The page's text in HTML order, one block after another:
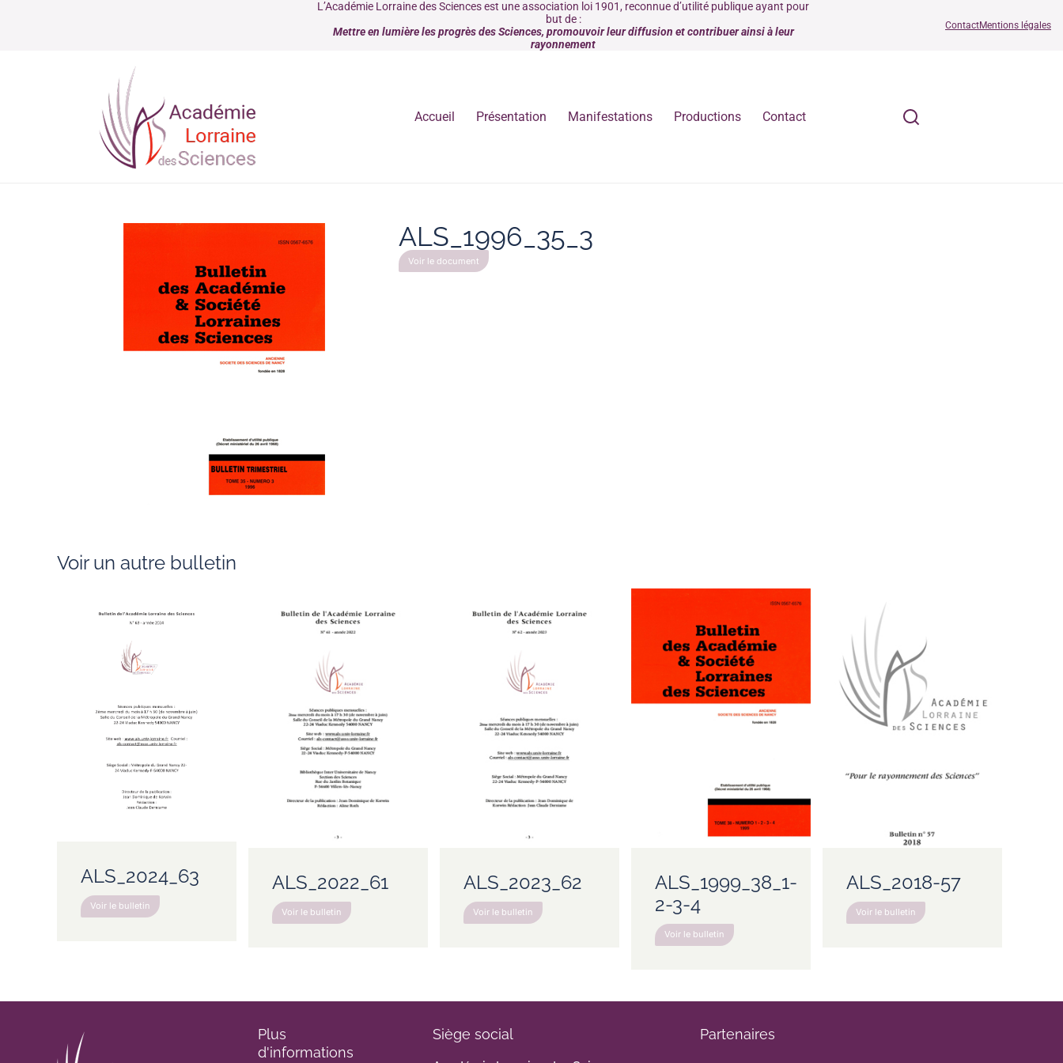
L’Académie Lorraine des Sciences est une association loi 1901, reconnue d’utilité publique ayant pour
but de :
Mettre en lumière les progrès des Sciences, promouvoir leur diffusion et contribuer ainsi à leur
rayonnement
ContactMentions légales
Accueil Présentation Manifestations Productions Contact
ALS_1996_35_3
Voir le document
Voir un autre bulletin
ALS_2024_63
Voir le bulletin
ALS_2022_61
Voir le bulletin
ALS_2023_62
Voir le bulletin
ALS_1999_38_1-
2-3-4
Voir le bulletin
ALS_2018-57
Voir le bulletin
Plus
d'informations
Siège social Partenaires